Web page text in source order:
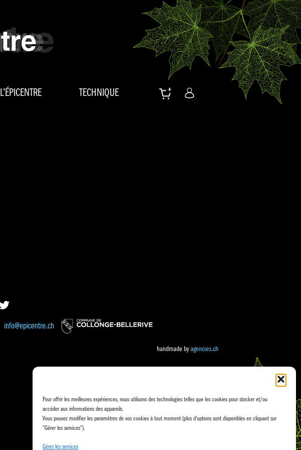
Pour offrir les meilleures expériences, nous utilisons des technologies telles que les cookies pour stocker et/ou
accéder aux informations des appareils.
Vous pouvez modifier les paramètres de vos cookies à tout moment (plus d'options sont disponibles en cliquant sur
"Gérer les services").
Gérer les services
L’ÉPICENTRE TECHNIQUE
info@epicentre.ch
handmade byagencies.ch